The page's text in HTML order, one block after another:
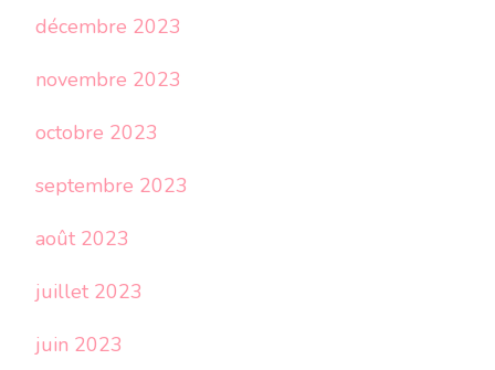
décembre 2023
novembre 2023
octobre 2023
septembre 2023
août 2023
juillet 2023
juin 2023